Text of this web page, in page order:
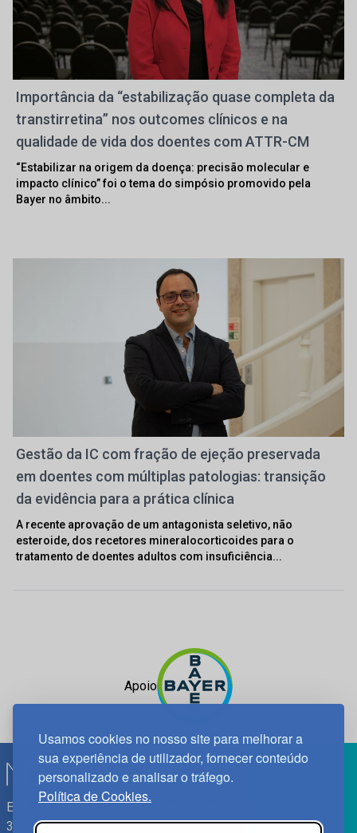
Usamos cookies no nosso site para melhorar a
sua experiência de utilizador, fornecer conteúdo
personalizado e analisar o tráfego.
Política de Cookies.
Importância da “estabilização quase completa da
transtirretina” nos outcomes clínicos e na
qualidade de vida dos doentes com ATTR-CM
“Estabilizar na origem da doença: precisão molecular e
impacto clínico” foi o tema do simpósio promovido pela
Bayer no âmbito...
Gestão da IC com fração de ejeção preservada
em doentes com múltiplas patologias: transição
da evidência para a prática clínica
A recente aprovação de um antagonista seletivo, não
esteroide, dos recetores mineralocorticoides para o
tratamento de doentes adultos com insuficiência...
Apoio
Edif. Lisboa Oriente | Av. Infante D. Henrique, n.º 333H, esc.
37